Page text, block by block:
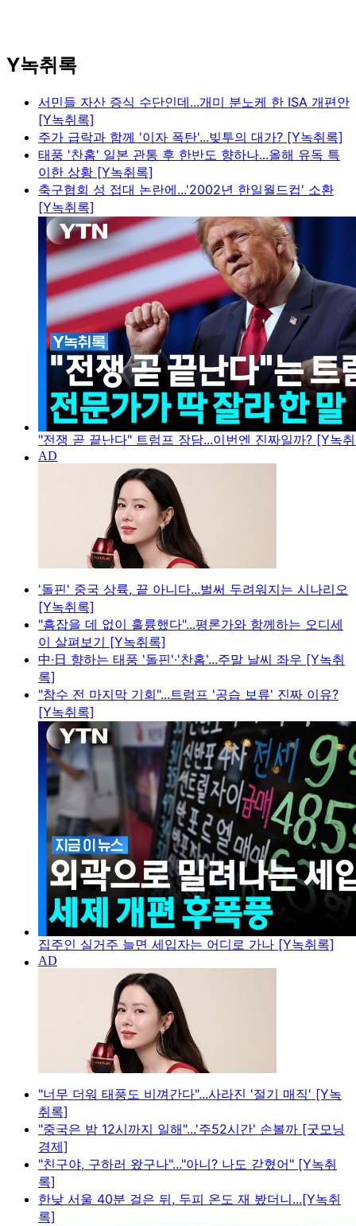
Y녹취록
서민들 자산 증식 수단인데...개미 분노케 한 ISA 개편안
[Y녹취록]
주가 급락과 함께 '이자 폭탄'...빚투의 대가? [Y녹취록]
태풍 '찬홈' 일본 관통 후 한반도 향하나...올해 유독 특
이한 상황 [Y녹취록]
축구협회 성 접대 논란에...'2002년 한일월드컵' 소환
[Y녹취록]
"전쟁 곧 끝난다" 트럼프 장담...이번엔 진짜일까? [Y녹
'돌핀' 중국 상륙, 끝 아니다...벌써 두려워지는 시나리오
[Y녹취록]
"흠잡을 데 없이 훌륭했다"...평론가와 함께하는 오디세
이 살펴보기 [Y녹취록]
中·日 향하는 태풍 '돌핀'·'찬홈'...주말 날씨 좌우 [Y녹취
록]
"참수 전 마지막 기회"...트럼프 '공습 보류' 진짜 이유?
[Y녹취록]
집주인 실거주 늘면 세입자는 어디로 가나 [Y녹취록]
"너무 더워 태풍도 비껴간다"...사라진 '절기 매직' [Y녹
취록]
"중국은 밤 12시까지 일해"...'주52시간' 손볼까 [굿모닝
경제]
"친구야, 구하러 왔구나"..."아니? 나도 갇혔어" [Y녹취
록]
한낮 서울 40분 걸은 뒤, 두피 온도 재 봤더니...[Y녹취
록]